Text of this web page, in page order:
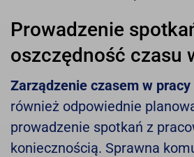
Prowadzenie
oszczędność czasu
Zarządzenie czasem w
również odpowiednie
prowadzenie spotkań z
koniecznością. Sprawna